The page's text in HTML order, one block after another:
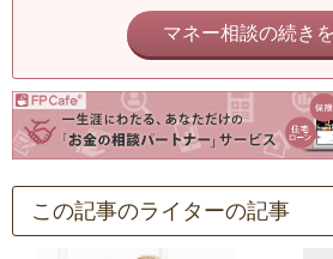
マネー相談の続き
この記事のライターの記事